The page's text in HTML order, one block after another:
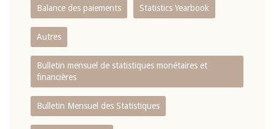
Balance des paiements Statistics Yearbook
Autres
Bulletin mensuel de statistiques monétaires et
financières
Bulletin Mensuel des Statistiques